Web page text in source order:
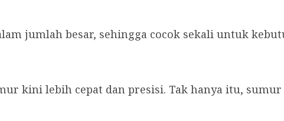
jumlah besar, sehingga cocok sekali untuk
kini lebih cepat dan presisi. Tak hanya itu,